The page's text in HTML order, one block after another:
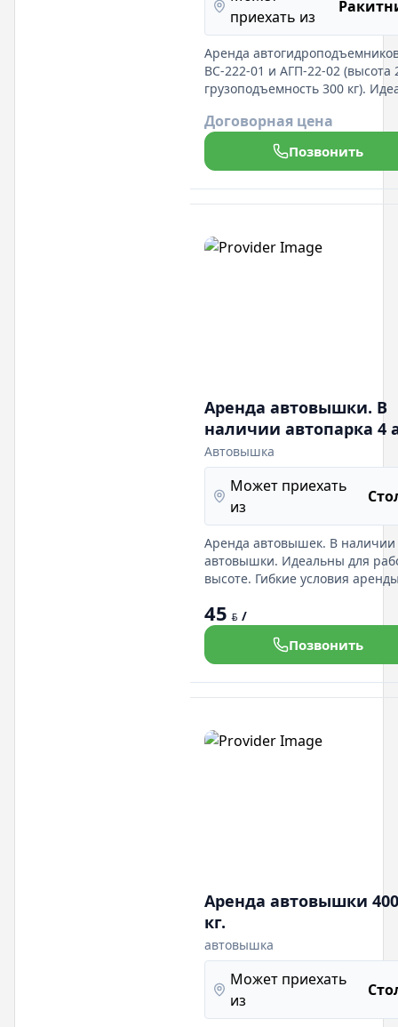
приехать из
Аренда
ВС-222-01 и АГП-22-02 (высота
грузоподъемность 300 кг).
условия аренды и
профессиональная поддержка!
Договорная цена
Позвонить
Аренда автовышки. В
наличии автопарка 4
Автовышка
Может приехать
из
Аренда автовышек. В наличии
автовышки. Идеальны для
высоте. Гибкие условия
45 BYN /
Позвонить
Аренда автовышки
кг.
автовышка
Может приехать
из